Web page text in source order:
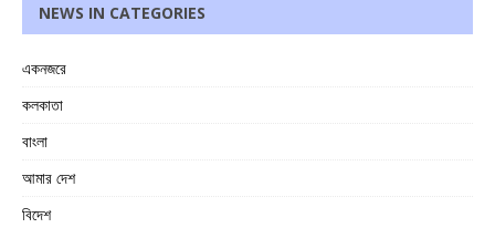
NEWS IN CATEGORIES
একনজরে
কলকাতা
বাংলা
আমার দেশ
বিদেশ